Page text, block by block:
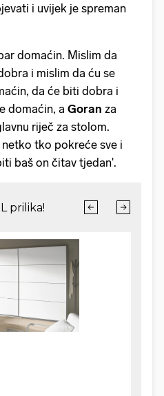
i uvijek je spreman
domaćin. Mislim da
i mislim da ću se
da će biti dobra i
domaćin, a Goran za
riječ za stolom.
tko pokreće sve i
baš on čitav tjedan'.